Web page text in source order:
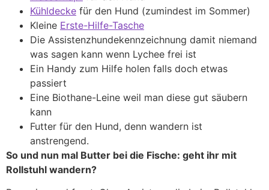
Kühldecke für den Hund (zumindest im Sommer)
Kleine Erste-Hilfe-Tasche
Die Assistenzhundekennzeichnung damit niemand
was sagen kann wenn Lychee frei ist
Ein Handy zum Hilfe holen falls doch etwas
passiert
Eine Biothane-Leine weil man diese gut säubern
kann
Futter für den Hund, denn wandern ist
anstrengend.
So und nun mal Butter bei die Fische: geht ihr mit
Rollstuhl wandern?